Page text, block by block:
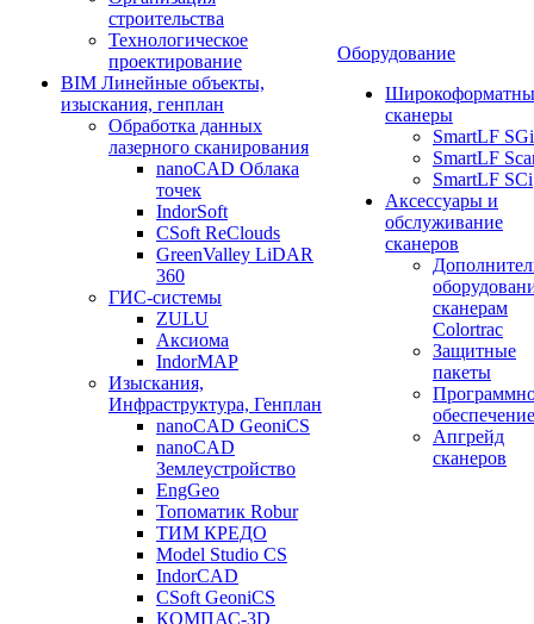
строительства
Технологическое
проектирование
BIM Линейные объекты,
изыскания, генплан
Обработка данных
лазерного сканирования
nanoCAD Облака
точек
IndorSoft
CSoft ReClouds
GreenValley LiDAR
360
ГИС-системы
ZULU
Аксиома
IndorMAP
Изыскания,
Инфраструктура, Генплан
nanoCAD GeoniCS
nanoCAD
Землеустройство
EngGeo
Топоматик Robur
ТИМ КРЕДО
Model Studio CS
IndorCAD
CSoft GeoniCS
КОМПАС-3D
Оборудование
сканеры
SmartLF SGi
SmartLF
SmartLF SCi
Аксессуары и
обслуживание
сканеров
сканерам
Colortrac
Защитные
пакеты
обеспечение
Апгрейд
сканеров